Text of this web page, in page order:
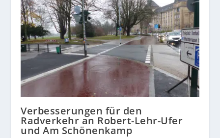
Verbesserungen für den
Radverkehr an Robert-Lehr-Ufer
und Am Schönenkamp